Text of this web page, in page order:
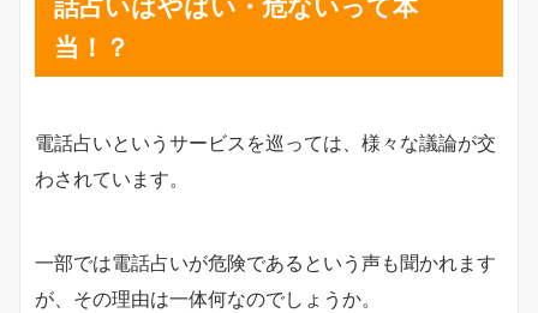
話占いはやばい・危ないって本
当！？
電話占いというサービスを巡っては、様々な議論が交
わされています。
一部では電話占いが危険であるという声も聞かれます
が、その理由は一体何なのでしょうか。